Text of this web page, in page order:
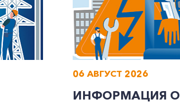
06 АВГУСТ 2026
ИНФОРМАЦИЯ О